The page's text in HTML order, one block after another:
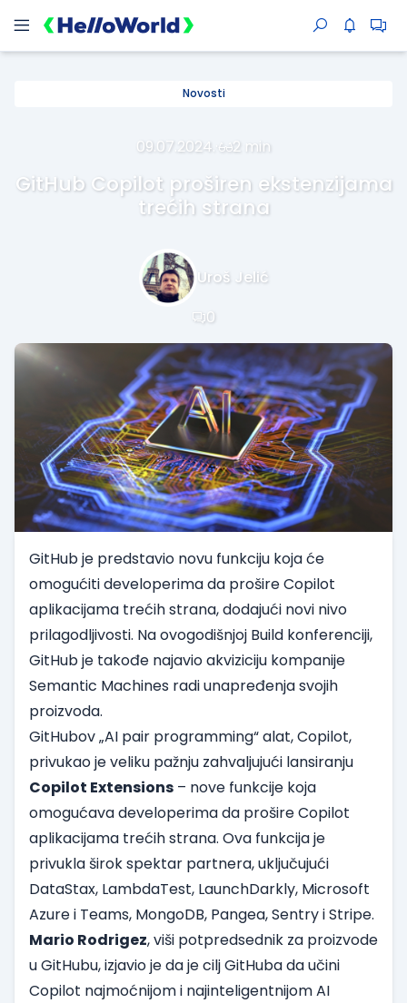
Novosti
09.07.2024. 2 min
GitHub Copilot proširen ekstenzijama
trećih strana
Uroš Jelić
0
GitHub je predstavio novu funkciju koja će
omogućiti developerima da prošire Copilot
aplikacijama trećih strana, dodajući novi nivo
prilagodljivosti. Na ovogodišnjoj Build konferenciji,
GitHub je takođe najavio akviziciju kompanije
Semantic Machines radi unapređenja svojih
proizvoda.
GitHubov „AI pair programming“ alat, Copilot,
privukao je veliku pažnju zahvaljujući lansiranju
Copilot Extensions – nove funkcije koja
omogućava developerima da prošire Copilot
aplikacijama trećih strana. Ova funkcija je
privukla širok spektar partnera, uključujući
DataStax, LambdaTest, LaunchDarkly, Microsoft
Azure i Teams, MongoDB, Pangea, Sentry i Stripe.
Mario Rodrigez, viši potpredsednik za proizvode
u GitHubu, izjavio je da je cilj GitHuba da učini
Copilot najmoćnijom i najinteligentnijom AI